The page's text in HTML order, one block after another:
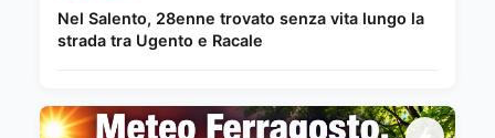
Nel Salento, 28enne trovato senza vita lungo la
strada tra Ugento e Racale